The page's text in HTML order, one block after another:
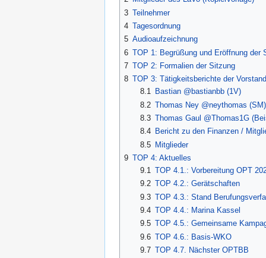
3 Teilnehmer
4 Tagesordnung
5 Audioaufzeichnung
6 TOP 1: Begrüßung und Eröffnung der
7 TOP 2: Formalien der Sitzung
8 TOP 3: Tätigkeitsberichte der
8.1
Bastian @bastianbb (1V)
8.2 Thomas Ney @neythomas (SM)
8.3 Thomas Gaul @Thomas1G
8.4
Bericht zu den Finanzen /
8.5
Mitglieder
9 TOP 4: Aktuelles
9.1 TOP 4.1.: Vorbereitung OPT
9.2 TOP 4.2.: Gerätschaften
9.3 TOP 4.3.: Stand
9.4 TOP 4.4.: Marina Kassel
9.5 TOP 4.5.: Gemeinsame
9.6 TOP 4.6.: Basis-WKO
9.7 TOP 4.7. Nächster OPTBB